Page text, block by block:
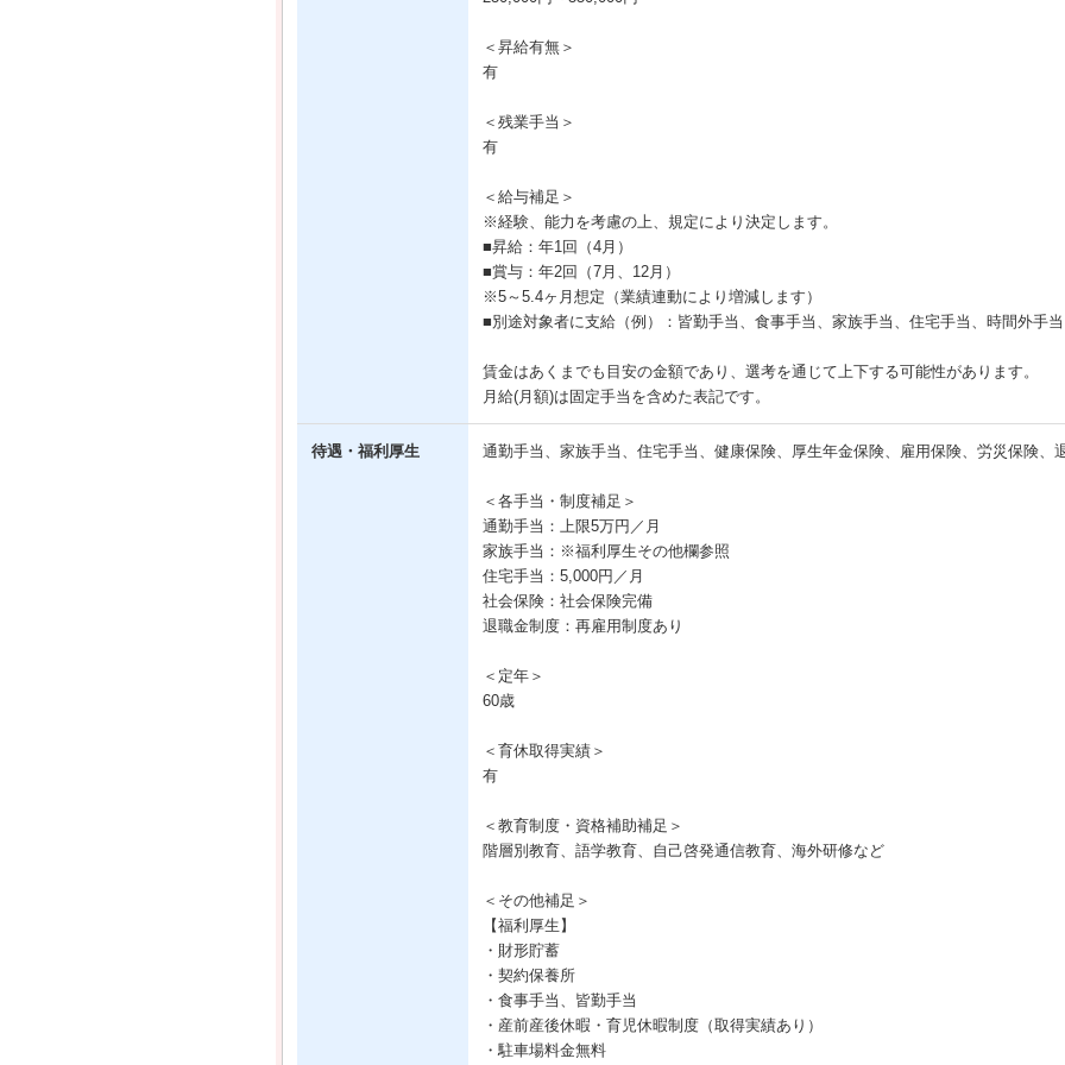
＜昇給有無＞
有
＜残業手当＞
有
＜給与補足＞
※経験、能力を考慮の上、規定により決定します。
■昇給：年1回（4月）
■賞与：年2回（7月、12月）
※5～5.4ヶ月想定（業績連動により増減します）
■別途対象者に支給（例）：皆勤手当、食事手当、家族手当、住宅手当、時間外手当
賃金はあくまでも目安の金額であり、選考を通じて上下する可能性があります。
月給(月額)は固定手当を含めた表記です。
待遇・福利厚生 通勤手当、家族手当、住宅手当、健康保険、厚生年金保険、雇用保険、労災保険、
＜各手当・制度補足＞
通勤手当：上限5万円／月
家族手当：※福利厚生その他欄参照
住宅手当：5,000円／月
社会保険：社会保険完備
退職金制度：再雇用制度あり
＜定年＞
60歳
＜育休取得実績＞
有
＜教育制度・資格補助補足＞
階層別教育、語学教育、自己啓発通信教育、海外研修など
＜その他補足＞
【福利厚生】
・財形貯蓄
・契約保養所
・食事手当、皆勤手当
・産前産後休暇・育児休暇制度（取得実績あり）
・駐車場料金無料